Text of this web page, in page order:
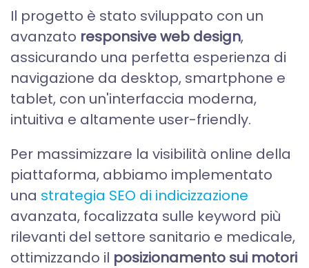
Il progetto è stato sviluppato con un
avanzato responsive web design,
assicurando una perfetta esperienza di
navigazione da desktop, smartphone e
tablet, con un'interfaccia moderna,
intuitiva e altamente user-friendly.
Per massimizzare la visibilità online della
piattaforma, abbiamo implementato
una strategia SEO di indicizzazione
avanzata, focalizzata sulle keyword più
rilevanti del settore sanitario e medicale,
ottimizzando il posizionamento sui motori